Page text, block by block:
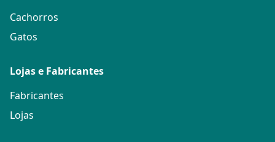
Cachorros
Gatos
Lojas e Fabricantes
Fabricantes
Lojas